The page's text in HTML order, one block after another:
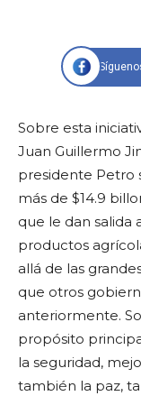
Sobre esta
Juan Guillermo
presidente Petro
más de $14.9
que le dan salida
productos
allá de las
que otros
anteriormente.
propósito
la seguridad,
también la paz,